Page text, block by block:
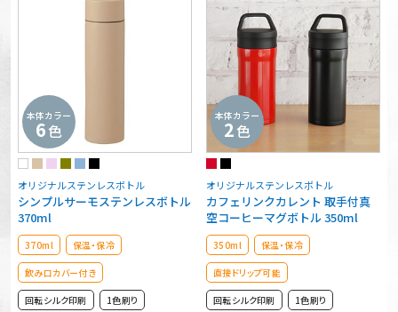
本体カラー
6色
オリジナルステンレスボトル
シンプルサーモステンレスボトル
370ml
370ml 保温・保冷
飲み口カバー付き
回転シルク印刷 1色刷り
本体カラー
2色
オリジナルステンレスボトル
カフェリンクカレント 取手付真
空コーヒーマグボトル 350ml
350ml 保温・保冷
直接ドリップ可能
回転シルク印刷 1色刷り